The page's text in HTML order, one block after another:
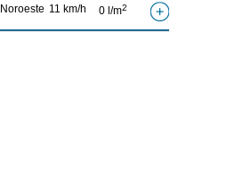
Noroeste 11 km/h 0 l/m2